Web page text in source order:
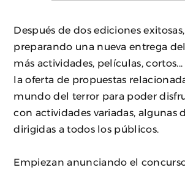
Después de dos ediciones
preparando una nueva entrega
más actividades, películas,
la oferta de propuestas
mundo del terror para poder
con actividades variadas, algunas
dirigidas a todos los públicos.
Empiezan anunciando el